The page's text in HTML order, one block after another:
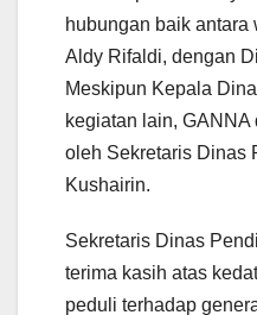
hubungan baik antara
Aldy Rifaldi, dengan
Meskipun Kepala
kegiatan lain,
oleh Sekretaris Dinas
Kushairin.
Sekretaris Dinas
terima kasih atas
peduli terhadap